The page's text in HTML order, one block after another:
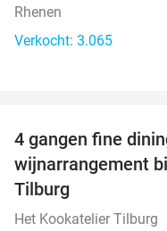
Rhenen
Verkocht: 3.065
4 gangen fine
wijnarrangement
Tilburg
Het Kookatelier Tilburg